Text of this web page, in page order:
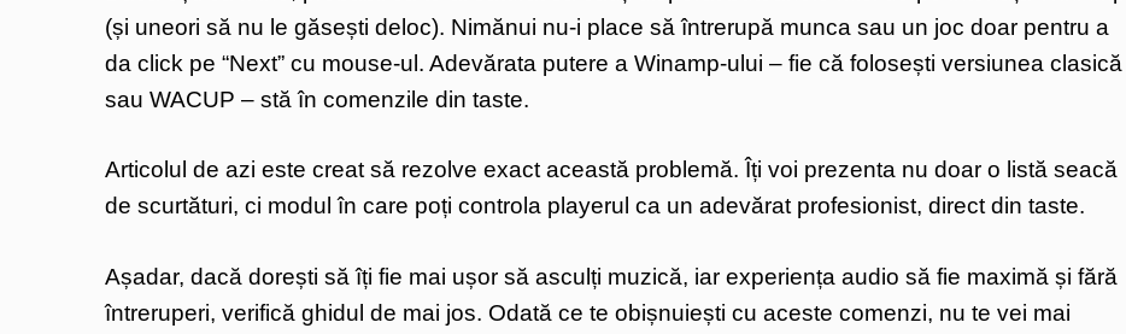
(și uneori să nu le găsești deloc). Nimănui nu-i place să întrerupă munca sau un joc doar pentru a
da click pe “Next” cu mouse-ul. Adevărata putere a Winamp-ului – fie că folosești versiunea clasică
sau WACUP – stă în comenzile din taste.
Articolul de azi este creat să rezolve exact această problemă. Îți voi prezenta nu doar o listă seacă
de scurtături, ci modul în care poți controla playerul ca un adevărat profesionist, direct din taste.
Așadar, dacă dorești să îți fie mai ușor să asculți muzică, iar experiența audio să fie maximă și fără
întreruperi, verifică ghidul de mai jos. Odată ce te obișnuiești cu aceste comenzi, nu te vei mai